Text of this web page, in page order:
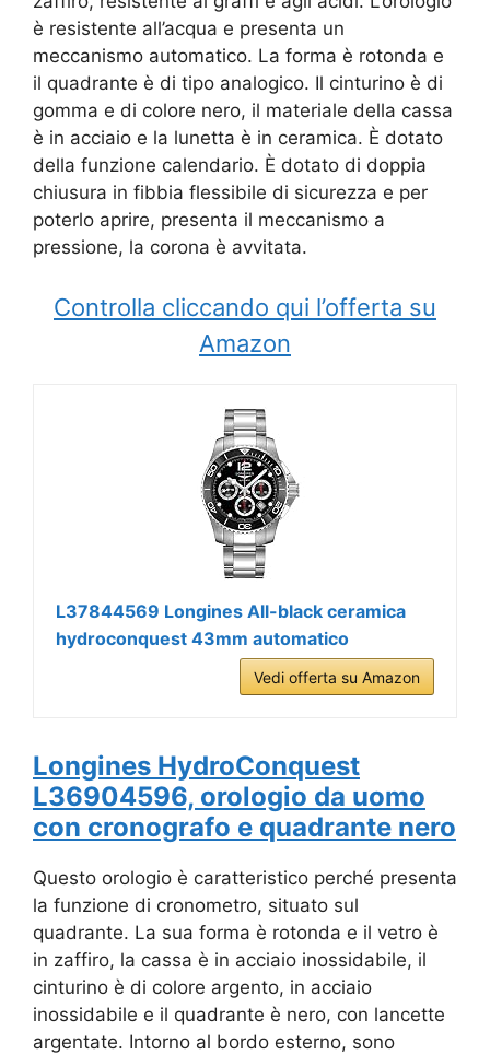
è resistente all’acqua e presenta un
meccanismo automatico. La forma è rotonda e
il quadrante è di tipo analogico. Il cinturino è di
gomma e di colore nero, il materiale della cassa
è in acciaio e la lunetta è in ceramica. È dotato
della funzione calendario. È dotato di doppia
chiusura in fibbia flessibile di sicurezza e per
poterlo aprire, presenta il meccanismo a
pressione, la corona è avvitata.
Controlla cliccando qui l’offerta su
Amazon
L37844569 Longines All-black ceramica
hydroconquest 43mm automatico
Vedi offerta su Amazon
Longines HydroConquest
L36904596, orologio da uomo
con cronografo e quadrante nero
Questo orologio è caratteristico perché presenta
la funzione di cronometro, situato sul
quadrante. La sua forma è rotonda e il vetro è
in zaffiro, la cassa è in acciaio inossidabile, il
cinturino è di colore argento, in acciaio
inossidabile e il quadrante è nero, con lancette
argentate. Intorno al bordo esterno, sono